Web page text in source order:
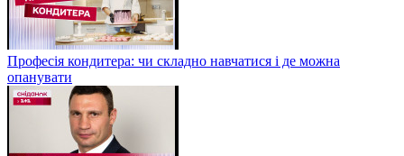
Професія кондитера: чи складно навчатися і де можна
опанувати